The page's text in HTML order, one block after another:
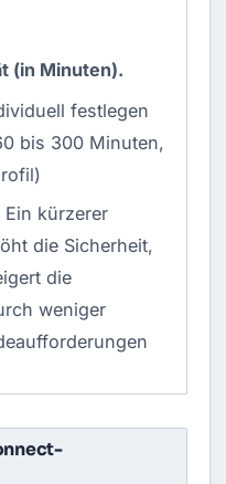
(in Minuten).
festlegen
bis 300 Minuten,
Ein kürzerer
die Sicherheit,
die
weniger